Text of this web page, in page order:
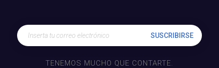
TENEMOS MUCHO QUE CONTARTE.